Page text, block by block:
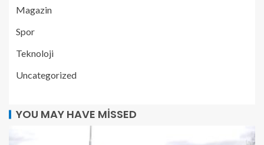
Magazin
Spor
Teknoloji
Uncategorized
YOU MAY HAVE MISSED